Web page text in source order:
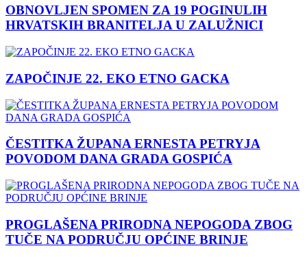
OBNOVLJEN SPOMEN ZA 19 POGINULIH
HRVATSKIH BRANITELJA U ZALUŽNICI
ZAPOČINJE 22. EKO ETNO GACKA
ČESTITKA ŽUPANA ERNESTA PETRYJA
POVODOM DANA GRADA GOSPIĆA
PROGLAŠENA PRIRODNA NEPOGODA ZBOG
TUČE NA PODRUČJU OPĆINE BRINJE